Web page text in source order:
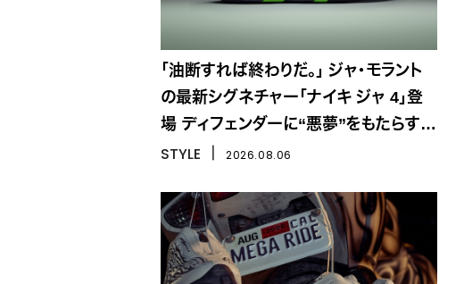
「油断すれば終わりだ。」 ジャ・モラント
の最新シグネチャー「ナイキ ジャ 4」登
場 ディフェンダーに“悪夢”をもたらす一
足
STYLE 2026.08.06